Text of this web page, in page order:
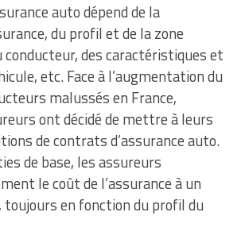
auto dépend de la
du profil et de la zone
conducteur, des caractéristiques et
etc. Face à l’augmentation du
malussés en France,
ont décidé de mettre à leurs
de contrats d’assurance auto.
de base, les assureurs
le coût de l’assurance à un
toujours en fonction du profil du